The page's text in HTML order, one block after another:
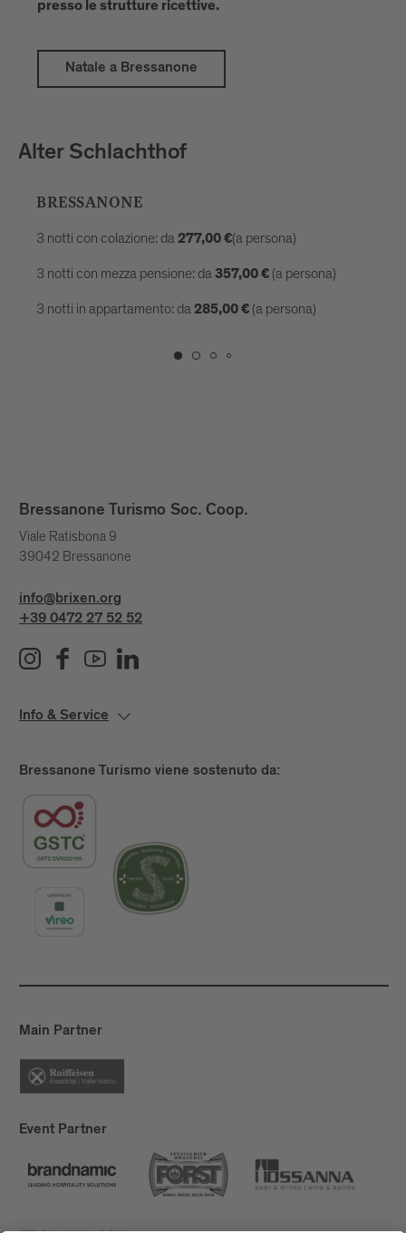
presso le strutture ricettive.
Natale a Bressanone
Alter Schlachthof
BRESSANONE
3 notti con colazione: da 277,00 €(a persona)
3 notti con mezza pensione: da 357,00 € (a persona)
3 notti in appartamento: da 285,00 € (a persona)
Bressanone Turismo Soc. Coop.
Viale Ratisbona 9
39042 Bressanone
info@brixen.org
+39 0472 27 52 52
Info & Service
Bressanone Turismo viene sostenuto da:
Main Partner
Event Partner